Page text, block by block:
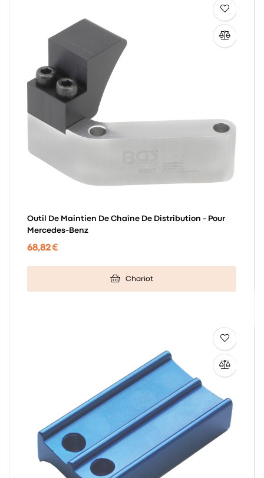
Outil De Maintien De Chaîne De Distribution - Pour
Mercedes-Benz
68,82 €
Chariot